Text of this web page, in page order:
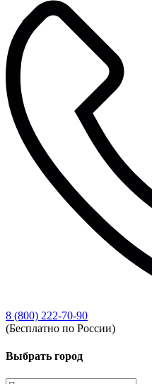
8 (800) 222-70-90
(Бесплатно по России)
Выбрать город